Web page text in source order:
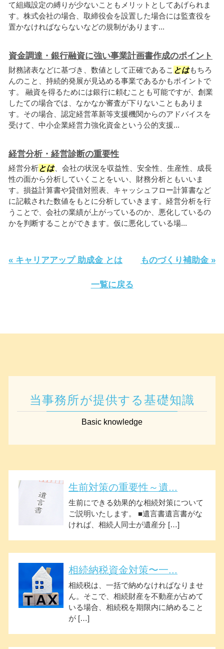
て組織設定の縛りが少ないこともメリットとしてあげられま
す。株式会社の場合、取締役会を設置した場合には監査役を
置かなければならないなどの規制があります...
資金調達・銀行融資に強い事業計画書作成のポイント
財務諸表などに基づき、数値として正確であるこ とはもちろ
んのこと、持続的発展が見込める事業であるかもポイントで
す。 融資を得るためには銀行に頼むことも可能ですが、創業
したての場合では、なかなか審査が下りないこともありま
す。その場合、認定経営革新等支援機関からのアドバイスを
受けて、中小企業経営力強化資金という公的支援...
経営分析・経営診断の重要性
経営分析とは、会社の状況を収益性、安全性、生産性、成長
性の面から分析していくことをいい、財務分析ともいいま
す。損益計算書や貸借対照表、キャッシュフロー計算書など
に記載された数値をもとに分析していきます。経営分析を行
うことで、会社の業績が上がっているのか、悪化しているの
かを判断することができます。仮に悪化している場...
« キャリアアップ 助成金 とは ものづくり補助金 »
一覧に戻る
当事務所が提供する基礎知識
Basic knowledge
生前対策の重要性～遺...
生前にできる効果的な相続対策について
ご説明いたします。 ■遺言書遺言書がな
ければ、相続人同士が遺産分 […]
相続納税資金対策〜一...
相続税は、一括で納めなければなりませ
ん。そこで、相続財産を不動産が占めて
いる場合、相続税を期限内に納めること
が […]